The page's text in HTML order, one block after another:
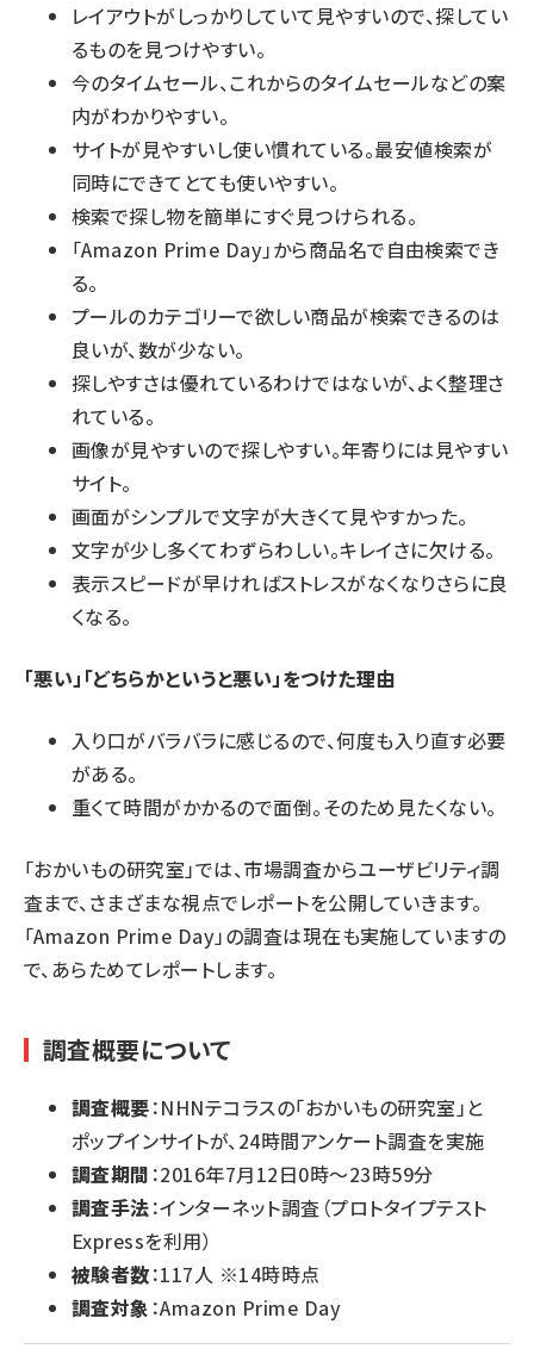
レイアウトがしっかりしていて見やすいので、探してい
るものを見つけやすい。
今のタイムセール、これからのタイムセールなどの案
内がわかりやすい。
サイトが見やすいし使い慣れている。最安値検索が
同時にできてとても使いやすい。
検索で探し物を簡単にすぐ見つけられる。
「Amazon Prime Day」から商品名で自由検索でき
る。
プールのカテゴリーで欲しい商品が検索できるのは
良いが、数が少ない。
探しやすさは優れているわけではないが、よく整理さ
れている。
画像が見やすいので探しやすい。年寄りには見やすい
サイト。
画面がシンプルで文字が大きくて見やすかった。
文字が少し多くてわずらわしい。キレイさに欠ける。
表示スピードが早ければストレスがなくなりさらに良
くなる。
「悪い」「どちらかというと悪い」をつけた理由
入り口がバラバラに感じるので、何度も入り直す必要
がある。
重くて時間がかかるので面倒。そのため見たくない。
「おかいもの研究室」では、市場調査からユーザビリティ調
査まで、さまざまな視点でレポートを公開していきます。
「Amazon Prime Day」の調査は現在も実施していますの
で、あらためてレポートします。
調査概要について
調査概要：NHNテコラスの「おかいもの研究室」と
ポップインサイトが、24時間アンケート調査を実施
調査期間 ：2016年7月12日0時～23時59分
調査手法：インターネット調査（プロトタイプテスト
Expressを利用）
被験者数：117人 ※14時時点
調査対象 ：Amazon Prime Day